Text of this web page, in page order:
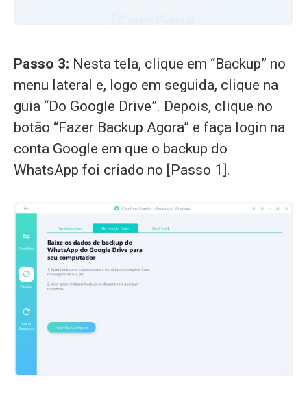
Passo 3: Nesta tela, clique em “Backup” no
menu lateral e, logo em seguida, clique na
guia “Do Google Drive”. Depois, clique no
botão “Fazer Backup Agora” e faça login na
conta Google em que o backup do
WhatsApp foi criado no [Passo 1].